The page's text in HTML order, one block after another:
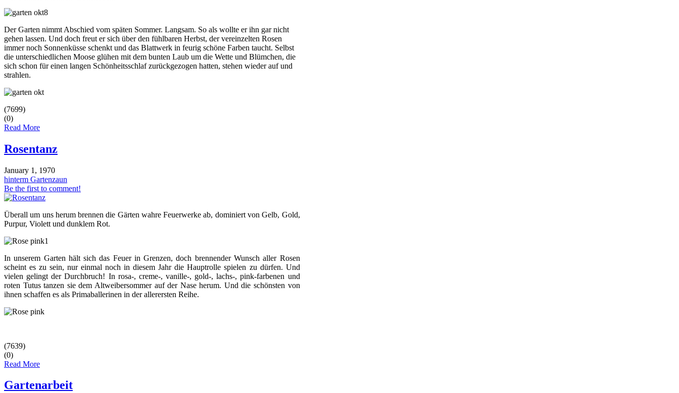
Der Garten nimmt Abschied vom späten Sommer. Langsam. So als wollte er ihn gar nicht
gehen lassen. Und doch freut er sich über den fühlbaren Herbst, der vereinzelten Rosen
immer noch Sonnenküsse schenkt und das Blattwerk in feurig schöne Farben taucht. Selbst
die unterschiedlichen Moose glühen mit dem bunten Laub um die Wette und Blümchen, die
sich schon für einen langen Schönheitsschlaf zurückgezogen hatten, stehen wieder auf und
strahlen.
(7699)
(0)
Read More
Rosentanz
January 1, 1970
hinterm Gartenzaun
Be the first to comment!
Überall um uns herum brennen die Gärten wahre Feuerwerke ab, dominiert von Gelb, Gold,
Purpur, Violett und dunklem Rot.
In unserem Garten hält sich das Feuer in Grenzen, doch brennender Wunsch aller Rosen
scheint es zu sein, nur einmal noch in diesem Jahr die Hauptrolle spielen zu dürfen. Und
vielen gelingt der Durchbruch! In rosa-, creme-, vanille-, gold-, lachs-, pink-farbenen und
roten Tutus tanzen sie dem Altweibersommer auf der Nase herum. Und die schönsten von
ihnen schaffen es als Primaballerinen in der allerersten Reihe.
(7639)
(0)
Read More
Gartenarbeit